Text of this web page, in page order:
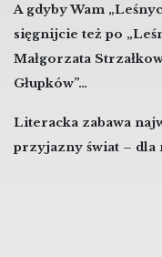
A gdyby Wam
sięgnijcie też po
Małgorzata
Głupków”…
Literacka zabawa
przyjazny świat – dla